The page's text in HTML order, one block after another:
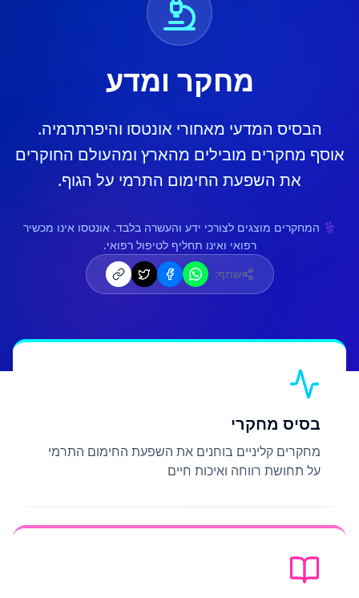
מחקר ומדע
הבסיס המדעי מאחורי אונטסו והיפרתרמיה.
אוסף מחקרים מובילים מהארץ ומהעולם החוקרים
את השפעת החימום התרמי על הגוף.
⚕️ המחקרים מוצגים לצורכי ידע והעשרה בלבד. אונטסו אינו מכשיר
רפואי ואינו תחליף לטיפול רפואי.
שתף:
בסיס מחקרי
מחקרים קליניים בוחנים את השפעת החימום התרמי
על תחושת רווחה ואיכות חיים